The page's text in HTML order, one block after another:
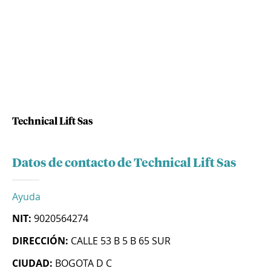
Technical Lift Sas
Datos de contacto de Technical Lift Sas
Ayuda
NIT: 9020564274
DIRECCIÓN: CALLE 53 B 5 B 65 SUR
CIUDAD: BOGOTA D C